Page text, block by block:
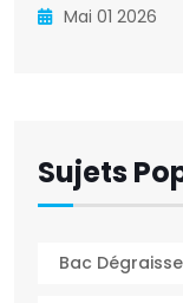
Mai 01 2026
Sujets
Bac